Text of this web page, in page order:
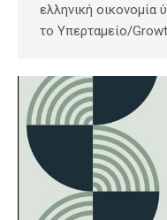
ελληνική
το Υπερταμείο/